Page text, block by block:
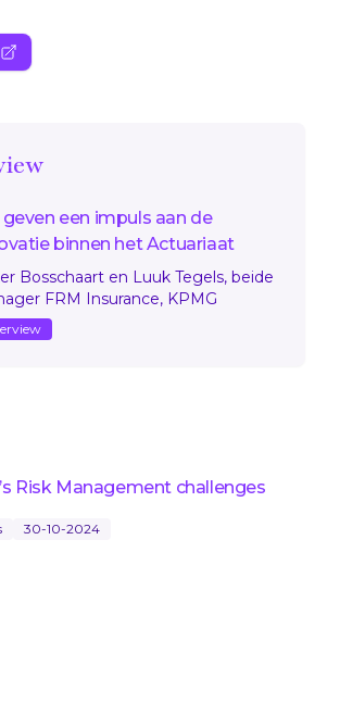
een impuls aan de
binnen het Actuariaat
Bosschaart en Luuk Tegels, beide
FRM Insurance, KPMG
Risk Management challenges
30-10-2024